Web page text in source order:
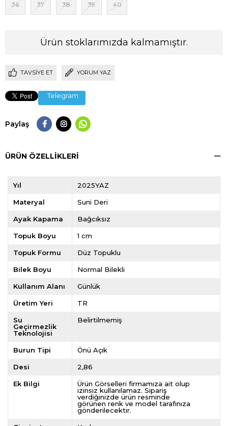
36 37 38 39 40
Ürün stoklarımızda kalmamıştır.
TAVSIYE ET YORUM YAZ
Telegram
Paylaş
ÜRÜN ÖZELLIKLERI
Yıl 2025YAZ
Materyal Suni Deri
Ayak Kapama Bağcıksız
Topuk Boyu 1 cm
Topuk Formu Düz Topuklu
Bilek Boyu Normal Bilekli
Kullanım Alanı Günlük
Üretim Yeri TR
Su
Geçirmezlik
Teknolojisi
Belirtilmemiş
Burun Tipi Önü Açık
Desi 2,86
Ek Bilgi
Ürün Görselleri firmamıza ait olup
izinsiz kullanılamaz. Sipariş
verdiğinizde ürün resminde
görünen renk ve model tarafınıza
gönderilecektir.